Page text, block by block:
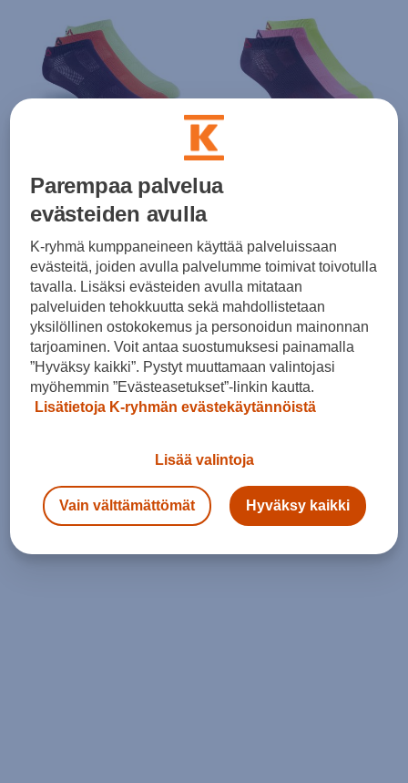
(17)
14,90 €
Reebok
Reebok
14,90 €
Parempaa palvelua
evästeiden avulla
K-ryhmä kumppaneineen käyttää palveluissaan
evästeitä, joiden avulla palvelumme toimivat toivotulla
tavalla. Lisäksi evästeiden avulla mitataan
palveluiden tehokkuutta sekä mahdollistetaan
yksilöllinen ostokokemus ja personoidun mainonnan
tarjoaminen. Voit antaa suostumuksesi painamalla
”Hyväksy kaikki”. Pystyt muuttamaan valintojasi
myöhemmin ”Evästeasetukset”-linkin kautta.
Lisätietoja K-ryhmän evästekäytännöistä
Lisää valintoja
Vain välttämättömät Hyväksy kaikki